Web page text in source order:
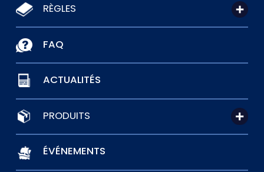
RÈGLES
FAQ
ACTUALITÉS
PRODUITS
ÉVÉNEMENTS